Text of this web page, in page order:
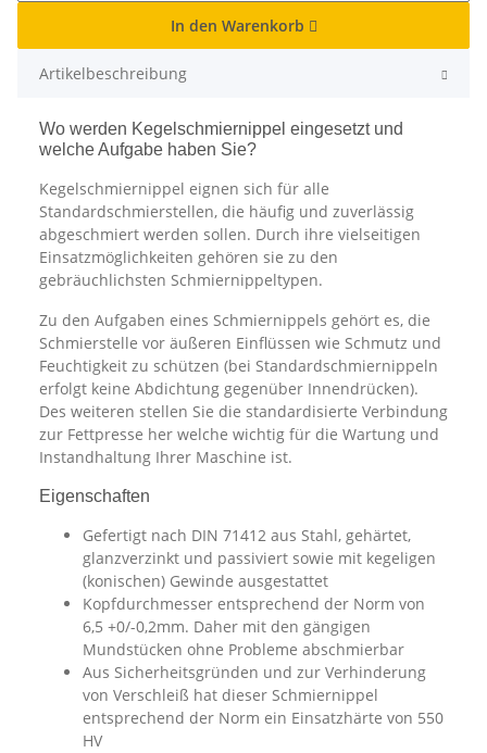
In den Warenkorb
Artikelbeschreibung
Wo werden Kegelschmiernippel eingesetzt und
welche Aufgabe haben Sie?
Kegelschmiernippel eignen sich für alle
Standardschmierstellen, die häufig und zuverlässig
abgeschmiert werden sollen. Durch ihre vielseitigen
Einsatzmöglichkeiten gehören sie zu den
gebräuchlichsten Schmiernippeltypen.
Zu den Aufgaben eines Schmiernippels gehört es, die
Schmierstelle vor äußeren Einflüssen wie Schmutz und
Feuchtigkeit zu schützen (bei Standardschmiernippeln
erfolgt keine Abdichtung gegenüber Innendrücken).
Des weiteren stellen Sie die standardisierte Verbindung
zur Fettpresse her welche wichtig für die Wartung und
Instandhaltung Ihrer Maschine ist.
Eigenschaften
Gefertigt nach DIN 71412 aus Stahl, gehärtet,
glanzverzinkt und passiviert sowie mit kegeligen
(konischen) Gewinde ausgestattet
Kopfdurchmesser entsprechend der Norm von
6,5 +0/-0,2mm. Daher mit den gängigen
Mundstücken ohne Probleme abschmierbar
Aus Sicherheitsgründen und zur Verhinderung
von Verschleiß hat dieser Schmiernippel
entsprechend der Norm ein Einsatzhärte von 550
HV